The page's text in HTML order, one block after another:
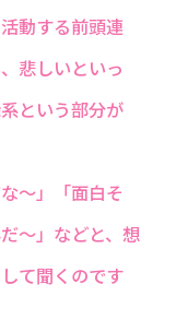
動する前頭連
悲しいといっ
という部分が
～」「面白そ
～」などと、想
て聞くのです